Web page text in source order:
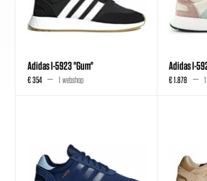
Adidas I-5923 "Gum"
€ 354 1 webshop
Adidas I-
€ 1.878